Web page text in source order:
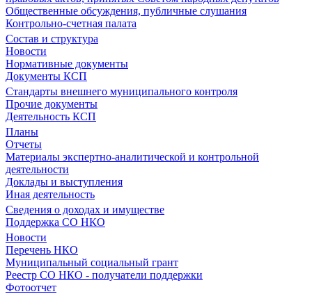
Общественные обсуждения, публичные слушания
Контрольно-счетная палата
Состав и структура
Новости
Нормативные документы
Документы КСП
Стандарты внешнего муниципального контроля
Прочие документы
Деятельность КСП
Планы
Отчеты
Материалы экспертно-аналитической и контрольной
деятельности
Доклады и выступления
Иная деятельность
Сведения о доходах и имуществе
Поддержка СО НКО
Новости
Перечень НКО
Муниципальный социальный грант
Реестр СО НКО - получатели поддержки
Фотоотчет